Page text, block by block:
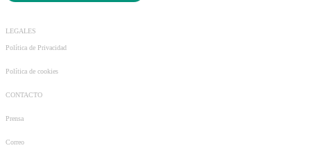
LEGALES
Política de Privacidad
Política de cookies
CONTACTO
Prensa
Correo